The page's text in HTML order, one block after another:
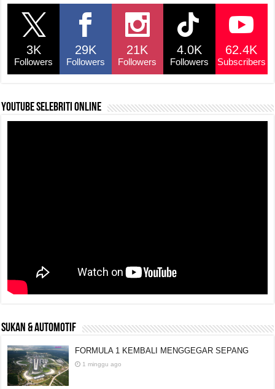
3K
Followers
29K
Followers
21K
Followers
4.0K
Followers
62.4K
Subscribers
YouTube selebriti online
SUKAN & AUTOMOTIF
FORMULA 1 KEMBALI MENGGEGAR SEPANG
1 minggu ago